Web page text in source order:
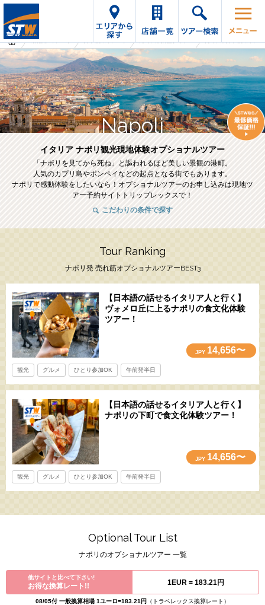
Napoli
イタリア ナポリ観光現地体験オプショナルツアー
「ナポリを見てから死ね」と謳われるほど美しい景観の港町。
人気のカプリ島やポンペイなどの起点となる街でもあります。
ナポリで感動体験をしたいなら！オプショナルツアーのお申し込みは現地ツ
アー予約サイトトリップレックスで！
こだわりの条件で探す
Tour Ranking
ナポリ発 売れ筋オプショナルツアーBEST3
【日本語の話せるイタリア人と行く】
ヴォメロ丘に上るナポリの食文化体験
ツアー！
JPY 14,656〜
観光 グルメ ひとり参加OK 午前発半日
【日本語の話せるイタリア人と行く】
ナポリの下町で食文化体験ツアー！
JPY 14,656〜
観光 グルメ ひとり参加OK 午前発半日
Optional Tour List
ナポリのオプショナルツアー 一覧
他サイトと比べて下さい!
お得な換算レート!! 1EUR = 183.21円
08/05付 一般換算相場 1ユーロ=183.21円 （トラベレックス換算レート）